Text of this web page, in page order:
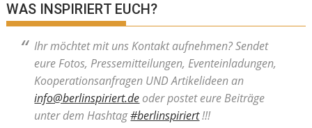
WAS INSPIRIERT EUCH?
Ihr möchtet mit uns Kontakt aufnehmen? Sendet
eure Fotos, Pressemitteilungen, Eventeinladungen,
Kooperationsanfragen UND Artikelideen an
info@berlinspiriert.deoder postet eure Beiträge
unter dem Hashtag#berlinspiriert!!!